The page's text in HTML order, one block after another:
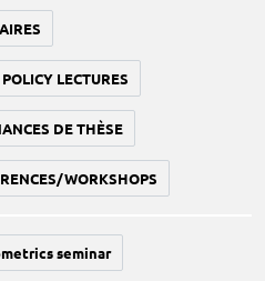
POLICY LECTURES
DE THÈSE
WORKSHOPS
seminar